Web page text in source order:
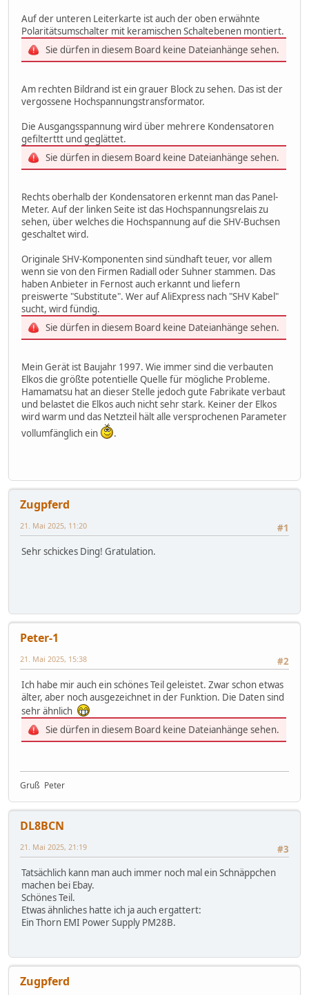
Auf der unteren Leiterkarte ist auch der oben erwähnte
Polaritätsumschalter mit keramischen Schaltebenen montiert.
Sie dürfen in diesem Board keine Dateianhänge sehen.
Am rechten Bildrand ist ein grauer Block zu sehen. Das ist der
vergossene Hochspannungstransformator.
Die Ausgangsspannung wird über mehrere Kondensatoren
gefilterttt und geglättet.
Sie dürfen in diesem Board keine Dateianhänge sehen.
Rechts oberhalb der Kondensatoren erkennt man das Panel-
Meter. Auf der linken Seite ist das Hochspannungsrelais zu
sehen, über welches die Hochspannung auf die SHV-Buchsen
geschaltet wird.
Originale SHV-Komponenten sind sündhaft teuer, vor allem
wenn sie von den Firmen Radiall oder Suhner stammen. Das
haben Anbieter in Fernost auch erkannt und liefern
preiswerte "Substitute". Wer auf AliExpress nach "SHV Kabel"
sucht, wird fündig.
Sie dürfen in diesem Board keine Dateianhänge sehen.
Mein Gerät ist Baujahr 1997. Wie immer sind die verbauten
Elkos die größte potentielle Quelle für mögliche Probleme.
Hamamatsu hat an dieser Stelle jedoch gute Fabrikate verbaut
und belastet die Elkos auch nicht sehr stark. Keiner der Elkos
wird warm und das Netzteil hält alle versprochenen Parameter
vollumfänglich ein
.
Zugpferd
#1
21. Mai 2025, 11:20
Sehr schickes Ding! Gratulation.
Peter-1
#2
21. Mai 2025, 15:38
Ich habe mir auch ein schönes Teil geleistet. Zwar schon etwas
älter, aber noch ausgezeichnet in der Funktion. Die Daten sind
sehr ähnlich
Sie dürfen in diesem Board keine Dateianhänge sehen.
Gruß Peter
DL8BCN
#3
21. Mai 2025, 21:19
Tatsächlich kann man auch immer noch mal ein Schnäppchen
machen bei Ebay.
Schönes Teil.
Etwas ähnliches hatte ich ja auch ergattert:
Ein Thorn EMI Power Supply PM28B.
Zugpferd